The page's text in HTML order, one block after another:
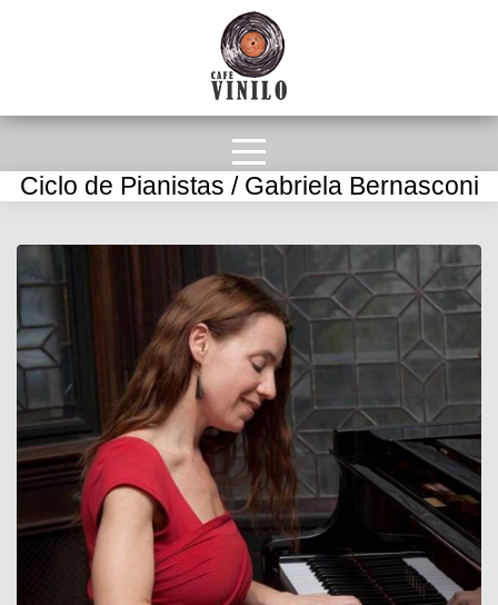
Ciclo de Pianistas / Gabriela Bernasconi